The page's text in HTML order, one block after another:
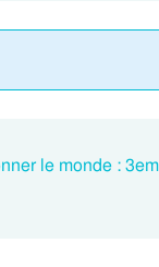
le monde :